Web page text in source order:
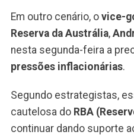
Em outro cenário, o vice-
Reserva da Austrália,
nesta segunda-feira a
pressões inflacionárias.
Segundo estrategistas,
cautelosa do RBA
continuar dando suporte